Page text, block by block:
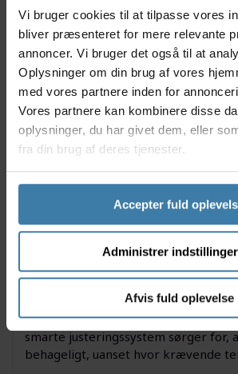
Vi bruger cookies til at tilpasse vores
bliver præsenteret for mere relevante
annoncer. Vi bruger det også til at
Oplysninger om din brug af vores
med vores partnere inden for
Vores partnere kan kombinere disse
oplysninger, du har givet dem, eller
fra din brug af deres tjenester.
Accepter fuld
Administrer indstillinger
Afvis fuld oplevelse
Nyttige facts
KinetiCore teknologi giver
mod roterende stød
Let og velventileret design, der
varmeopbygning
Justerbart fit-system, som
pasform
Specielt udviklet til BMX og
Denne hjelm er designet til den
og downhill-cyklist, som ikke vil gå
med sikkerheden. Lazer A-Line
træningspas - kort sagt til dig, som
grænserne og har brug for ekstra
ventilerede konstruktion holder dig
smarte justeringssystem sørger for,
behageligt, uanset hvor krævende